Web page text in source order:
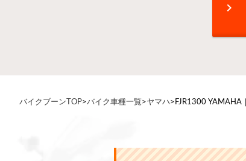
chevron_right
バイクブーンTOP>バイク車種一覧>ヤマハ> FJR1300 YAMAHA